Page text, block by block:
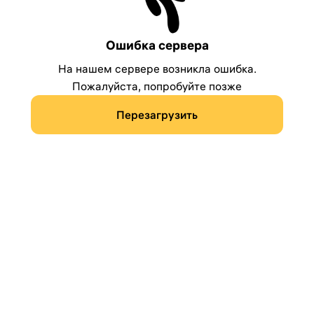
Ошибка сервера
На нашем сервере возникла ошибка.
Пожалуйста, попробуйте позже
Перезагрузить